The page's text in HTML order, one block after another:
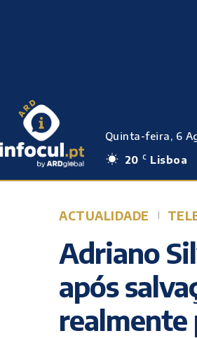
Quinta-feira, 6
20 C Lisboa
ACTUALIDADE
Adriano
após
realmente